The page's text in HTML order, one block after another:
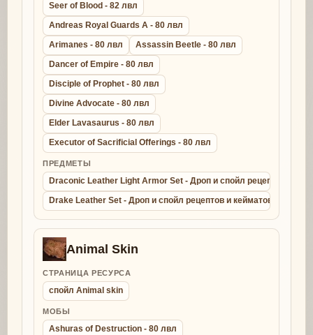
Seer of Blood - 82 лвл
Andreas Royal Guards A - 80 лвл
Arimanes - 80 лвл
Assassin Beetle - 80 лвл
Dancer of Empire - 80 лвл
Disciple of Prophet - 80 лвл
Divine Advocate - 80 лвл
Elder Lavasaurus - 80 лвл
Executor of Sacrificial Offerings - 80 лвл
ПРЕДМЕТЫ
Draconic Leather Light Armor Set - Дроп и спойл рецептов и
Drake Leather Set - Дроп и спойл рецептов и кейматов - крафт
Animal Skin
СТРАНИЦА РЕСУРСА
спойл Animal skin
МОБЫ
Ashuras of Destruction - 80 лвл